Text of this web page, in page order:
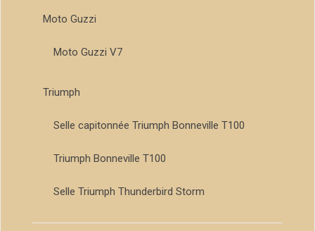
Moto Guzzi
Moto Guzzi V7
Triumph
Selle capitonnée Triumph Bonneville T100
Triumph Bonneville T100
Selle Triumph Thunderbird Storm